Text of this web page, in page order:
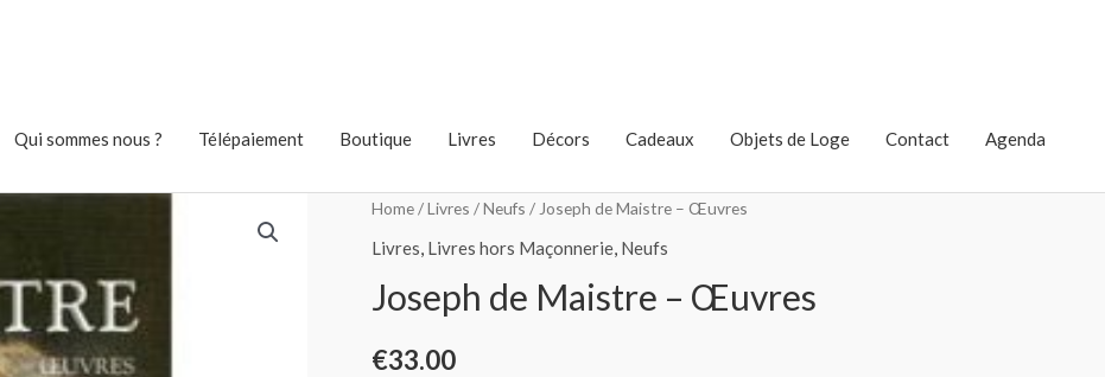
Qui sommes nous ? Télépaiement Boutique Livres Décors Cadeaux Objets de Loge Contact Agenda
Home/Livres /Neufs / Joseph de Maistre – Œuvres
Livres, Livres hors Maçonnerie, Neufs
Joseph de Maistre – Œuvres
€33.00